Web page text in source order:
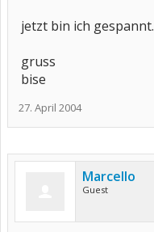
jetzt bin ich gespannt.
gruss
bise
27. April 2004
Marcello
Guest